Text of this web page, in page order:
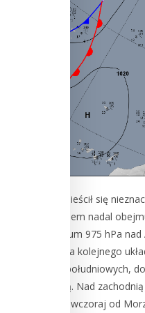
Atlantyku przemieścił się
osłabł, ale klinem nadal
niż, z centrum 975 hPa
1020,5 hPa kolejnego
godzinach popołudniowych,
nad Norwegią. Nad
rozciągał się wczoraj od